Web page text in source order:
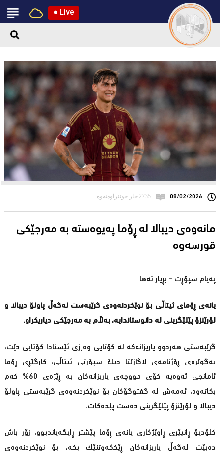
● Live
08/02/2026 2735 جار خوێنراوەتەوە
مانەوەی دیبالا لە ڕۆما پەیوەستە بە مەرجێکی
قورسەوە
پەیام سپۆڕت - بڕیار تەها
یانەی ڕۆمای ئیتاڵی بۆ نوێکردنەوەی گرێبەست لەگەڵ پاولۆ دیبالا و
لۆرێنزۆ پێلێگرینی لە دانوستاندایە، بەڵام بە مەرجێکی دیاریکراو.
گرێبەستی هەردوو یاریزانەکە لە کۆتایی وەرزی ئێستادا کۆتایی دێت،
بەگوێرەی ڕۆژنامەی لاگازێتا دیلۆ سپۆرتی ئیتاڵی، کارگێڕی ڕۆما
ئامانجی ئەوەیە کۆی مووچەی یاریزانەکان بە ڕێژەی 60% کەم
بکاتەوە، ئەمەش لە گفتوگۆکان بۆ نوێکردنەوەی گرێبەستی پاولۆ
دیبالا و لۆرێنزۆ پێلێگرینی دەست پێدەکات.
کلۆدیۆ ڕانیێری ڕاوێژکاری یانەی ڕۆما پێشتر ڕایگەیاندبوو، زۆر باش
دەبێت لەگەڵ یاریزانەکان ڕێککەوتنێک بکە، بۆ نوێکردنەوەی